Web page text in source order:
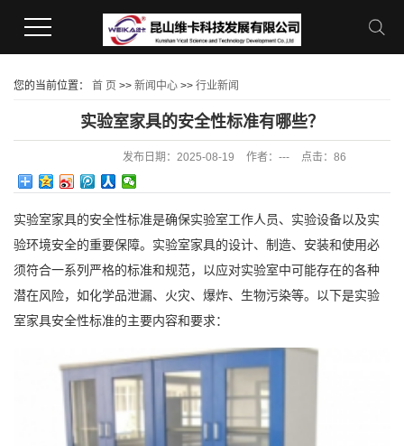
您的当前位置： 首 页 >> 新闻中心 >> 行业新闻
实验室家具的安全性标准有哪些？
发布日期： 2025-08-19 作者： --- 点击： 86
实验室家具的安全性标准是确保实验室工作人员、实验设备以及实
验环境安全的重要保障。实验室家具的设计、制造、安装和使用必
须符合一系列严格的标准和规范，以应对实验室中可能存在的各种
潜在风险，如化学品泄漏、火灾、爆炸、生物污染等。以下是实验
室家具安全性标准的主要内容和要求：